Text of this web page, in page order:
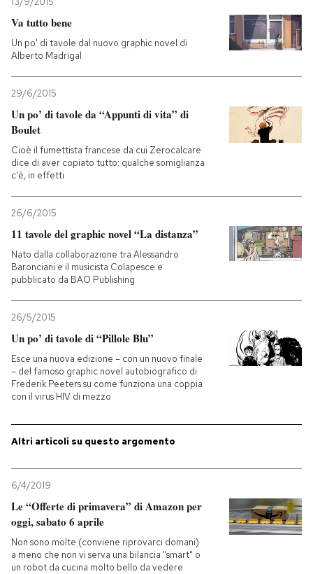
Va tutto bene
Un po' di tavole dal nuovo graphic novel di
Alberto Madrigal
29/6/2015
Un po’ di tavole da “Appunti di vita” di
Boulet
Cioè il fumettista francese da cui Zerocalcare
dice di aver copiato tutto: qualche somiglianza
c'è, in effetti
26/6/2015
11 tavole del graphic novel “La distanza”
Nato dalla collaborazione tra Alessandro
Baronciani e il musicista Colapesce e
pubblicato da BAO Publishing
26/5/2015
Un po’ di tavole di “Pillole Blu”
Esce una nuova edizione – con un nuovo finale
– del famoso graphic novel autobiografico di
Frederik Peeters su come funziona una coppia
con il virus HIV di mezzo
Altri articoli su questo argomento
6/4/2019
Le “Offerte di primavera” di Amazon per
oggi, sabato 6 aprile
Non sono molte (conviene riprovarci domani)
a meno che non vi serva una bilancia "smart" o
un robot da cucina molto bello da vedere